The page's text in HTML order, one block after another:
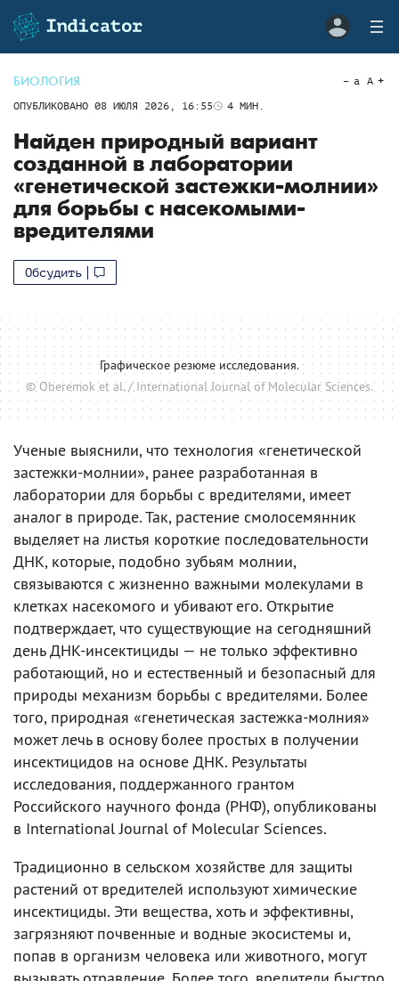
БИОЛОГИЯ
ОПУБЛИКОВАНО 08 ИЮЛЯ 2026, 16:55 4 МИН.
a A
Найден природный вариант
созданной в лаборатории
«генетической застежки-молнии»
для борьбы с насекомыми-
вредителями
Обсудить
Графическое резюме исследования.
© Oberemok et al. / International Journal of Molecular Sciences.
Ученые выяснили, что технология «генетической
застежки-молнии», ранее разработанная в
лаборатории для борьбы с вредителями, имеет
аналог в природе. Так, растение смолосемянник
выделяет на листья короткие последовательности
ДНК, которые, подобно зубьям молнии,
связываются с жизненно важными молекулами в
клетках насекомого и убивают его. Открытие
подтверждает, что существующие на сегодняшний
день ДНК-инсектициды — не только эффективно
работающий, но и естественный и безопасный для
природы механизм борьбы с вредителями. Более
того, природная «генетическая застежка-молния»
может лечь в основу более простых в получении
инсектицидов на основе ДНК. Результаты
исследования, поддержанного грантом
Российского научного фонда (РНФ), опубликованы
в International Journal of Molecular Sciences.
Традиционно в сельском хозяйстве для защиты
растений от вредителей используют химические
инсектициды. Эти вещества, хоть и эффективны,
загрязняют почвенные и водные экосистемы и,
попав в организм человека или животного, могут